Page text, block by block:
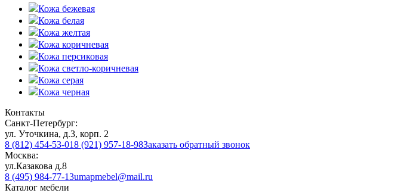
Кожа бежевая
Кожа белая
Кожа желтая
Кожа коричневая
Кожа персиковая
Кожа светло-коричневая
Кожа серая
Кожа черная
Контакты
Санкт-Петербург:
ул. Уточкина, д.3, корп. 2
8 (812) 454-53-018 (921) 957-18-98Заказать обратный звонок
Москва:
ул.Казакова д.8
8 (495) 984-77-13umapmebel@mail.ru
Каталог мебели